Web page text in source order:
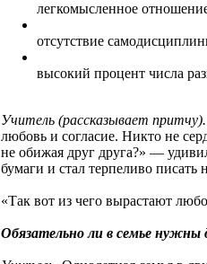
легкомысленное
отсутствие
высокий процент числа
Учитель (рассказывает притчу).
любовь и согласие. Никто не
не обижая друг друга?» —
бумаги и стал терпеливо
«Так вот из чего вырастают
Обязательно ли в семье нужны